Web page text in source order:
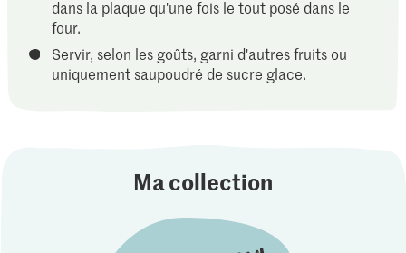
dans la plaque qu'une fois le tout posé dans le
four.
Servir, selon les goûts, garni d'autres fruits ou
uniquement saupoudré de sucre glace.
Ma collection